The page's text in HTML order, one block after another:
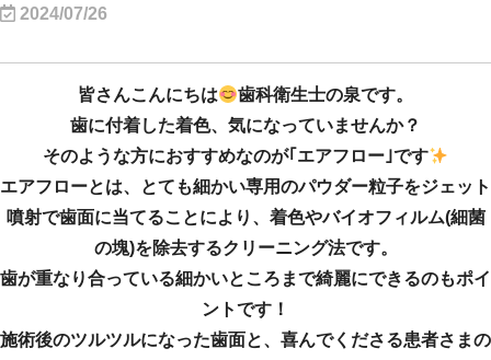
2024/07/26
皆さんこんにちは
歯科衛生士の泉です。
歯に付着した着色、気になっていませんか？
そのような方におすすめなのが｢エアフロー｣です
エアフローとは、とても細かい専用のパウダー粒子をジェット
噴射で歯面に当てることにより、着色やバイオフィルム(細菌
の塊)を除去するクリーニング法です。
歯が重なり合っている細かいところまで綺麗にできるのもポイ
ントです！
施術後のツルツルになった歯面と、喜んでくださる患者さまの